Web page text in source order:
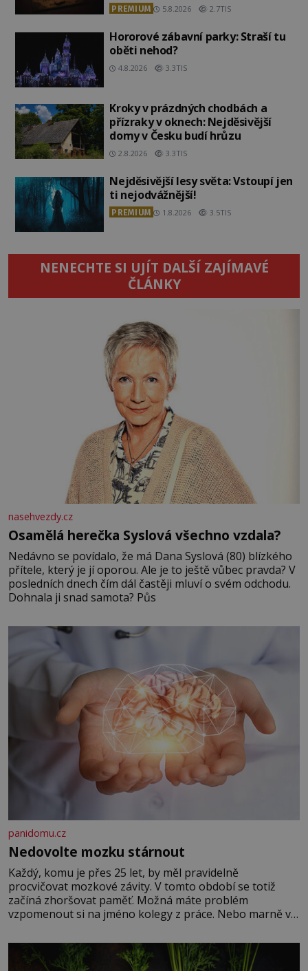
PREMIUM 5.8.2026 2.7TIS
Hororové zábavní parky: Straší tu
oběti nehod?
4.8.2026 3.3TIS
Kroky v prázdných chodbách a
přízraky v oknech: Nejděsivější
domy v Česku budí hrůzu
2.8.2026 3.3TIS
Nejděsivější lesy světa: Vstoupí jen
ti nejodvážnější!
PREMIUM 1.8.2026 3.5TIS
NENECHTE SI UJÍT DALŠÍ ZAJÍMAVÉ
ČLÁNKY
nasehvezdy.cz
Osamělá herečka Syslová všechno vzdala?
Nedávno se povídalo, že má Dana Syslová (80) blízkého
přítele, který je jí oporou. Ale je to ještě vůbec pravda? V
posledních dnech čím dál častěji mluví o svém odchodu.
Dohnala ji snad samota? Půs
panidomu.cz
Nedovolte mozku stárnout
Každý, komu je přes 25 let, by měl pravidelně
procvičovat mozkové závity. V tomto období se totiž
začíná zhoršovat paměť. Možná máte problém
vzpomenout si na jméno kolegy z práce. Nebo marně v
Je to opravdu tak, s věkem jako kdyby se paměť
rozhodla stávkovat. Cvičte